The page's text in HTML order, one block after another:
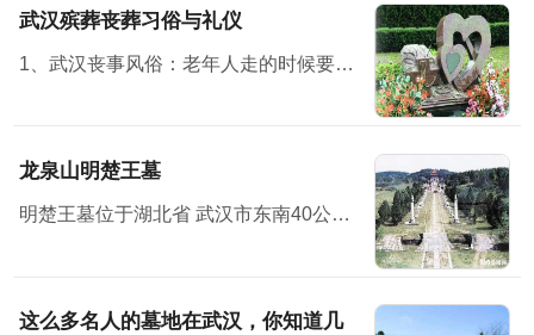
武汉殡葬丧葬习俗与礼仪
1、武汉丧事风俗：老年人走的时候要有子女在旁，才方便说下最后遗嘱之类的话。 2、布置灵堂，灵堂设在堂屋中，灵堂前壁上布置个“奠”字，“奠”字下面是供桌，供桌上面放鱼、肉、馒头水...
龙泉山明楚王墓
明楚王墓位于湖北省 武汉市东南40公里处
这么多名人的墓地在武汉，你知道几